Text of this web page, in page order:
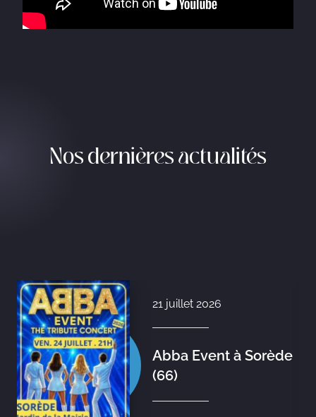
Nos dernières actualités
21 juillet 2026
Abba Event à Sorède
(66)